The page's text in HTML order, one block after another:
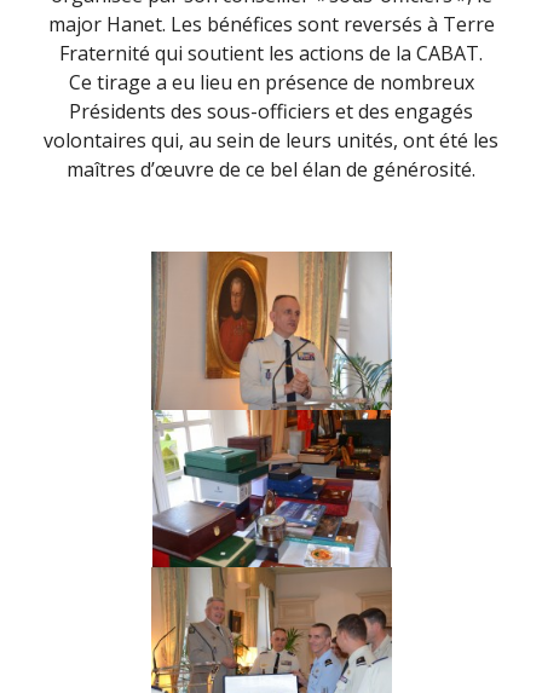
major Hanet. Les bénéfices sont reversés à Terre
Fraternité qui soutient les actions de la CABAT.
Ce tirage a eu lieu en présence de nombreux
Présidents des sous-officiers et des engagés
volontaires qui, au sein de leurs unités, ont été les
maîtres d’œuvre de ce bel élan de générosité.